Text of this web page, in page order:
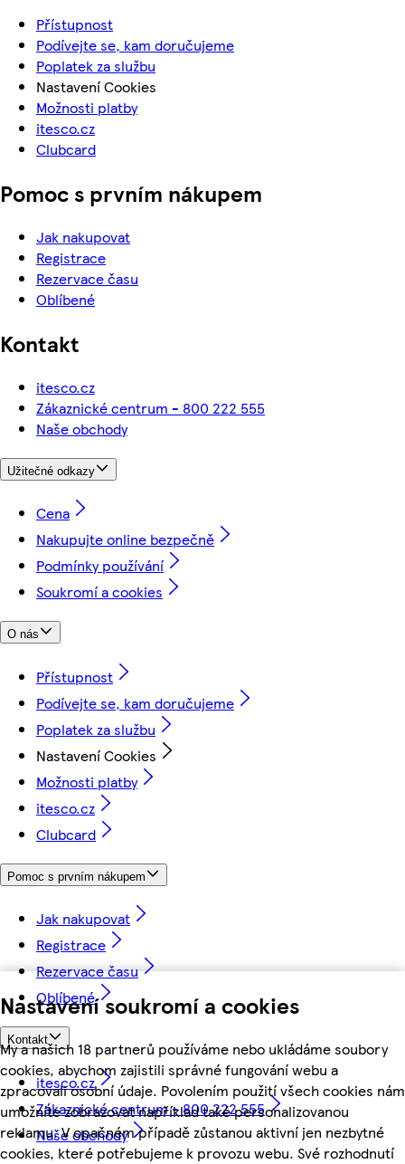
Nastavení soukromí a cookies
My a našich 18 partnerů používáme nebo ukládáme soubory
cookies, abychom zajistili správné fungování webu a
zpracovali osobní údaje. Povolením použití všech cookies nám
umožníte zobrazovat například také personalizovanou
reklamu. V opačném případě zůstanou aktivní jen nezbytné
cookies, které potřebujeme k provozu webu. Své rozhodnutí
Přístupnost
Podívejte se, kam doručujeme
Poplatek za službu
Nastavení Cookies
Možnosti platby
itesco.cz
Clubcard
Pomoc s prvním nákupem
Jak nakupovat
Registrace
Rezervace času
Oblíbené
Kontakt
itesco.cz
Zákaznické centrum - 800 222 555
Naše obchody
Užitečné odkazy
Cena
Nakupujte online bezpečně
Podmínky používání
Soukromí a cookies
O nás
Přístupnost
Podívejte se, kam doručujeme
Poplatek za službu
Nastavení Cookies
Možnosti platby
itesco.cz
Clubcard
Pomoc s prvním nákupem
Jak nakupovat
Registrace
Rezervace času
Oblíbené
Kontakt
itesco.cz
Zákaznické centrum - 800 222 555
Naše obchody